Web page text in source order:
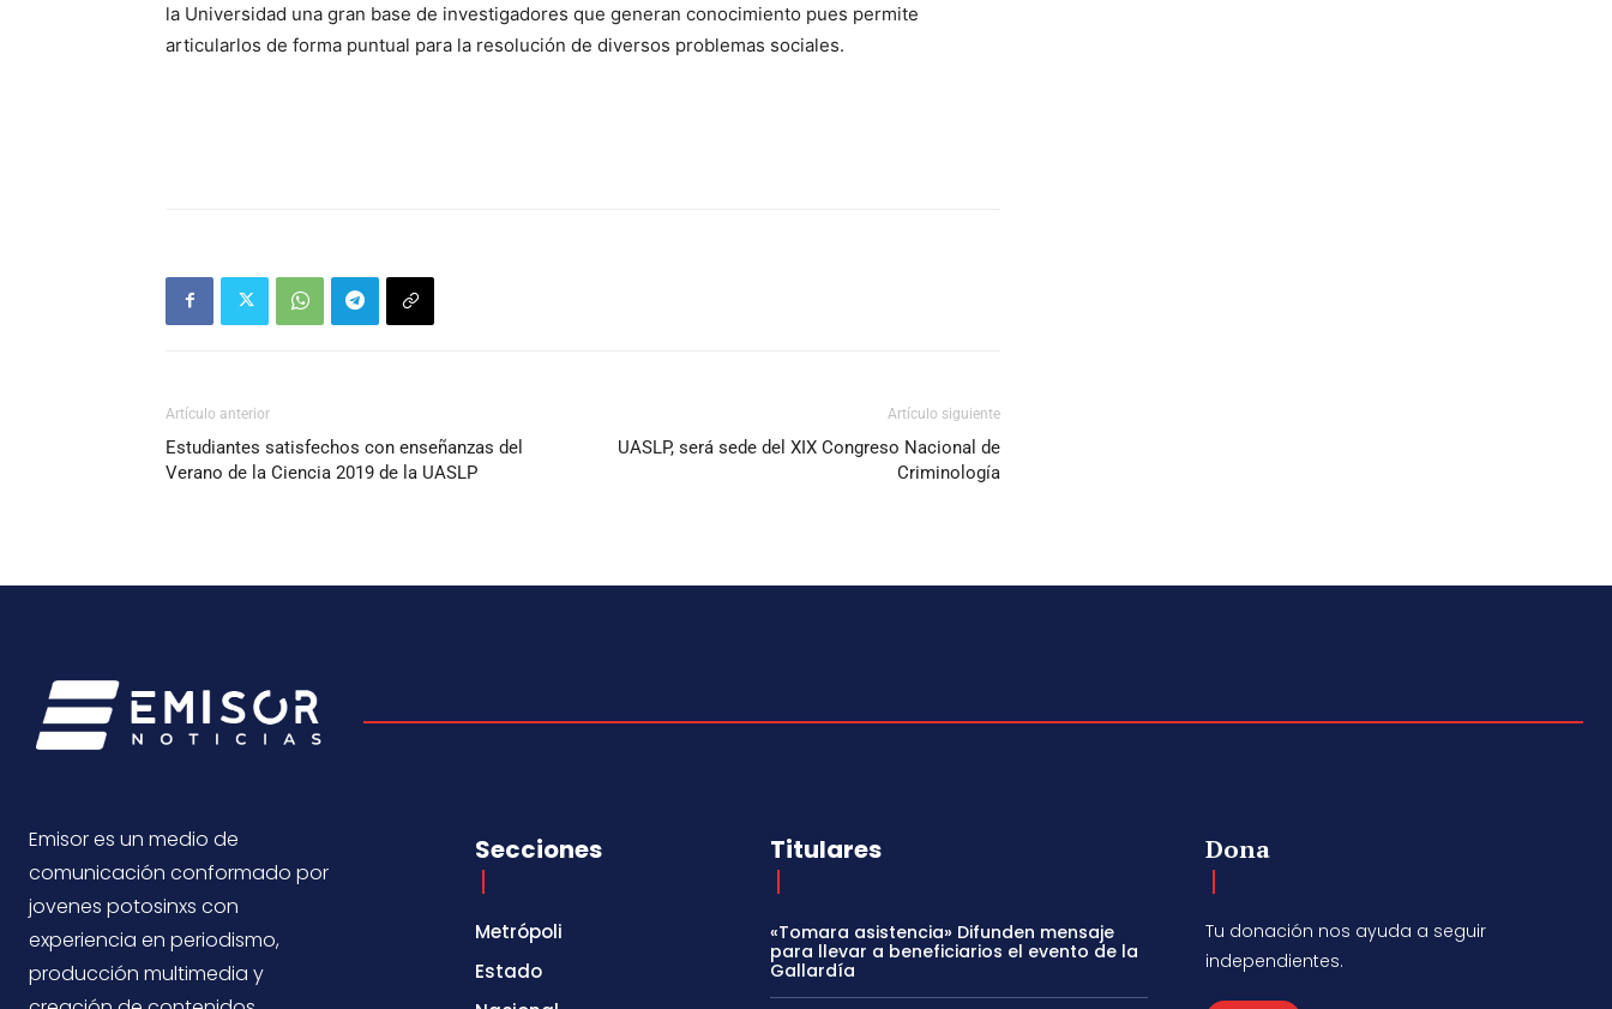
la Universidad una gran base de investigadores que generan conocimiento pues permite
articularlos de forma puntual para la resolución de diversos problemas sociales.
Artículo anterior
Estudiantes satisfechos con enseñanzas del
Verano de la Ciencia 2019 de la UASLP
Artículo siguiente
UASLP, será sede del XIX Congreso Nacional de
Criminología
Emisor es un medio de
comunicación conformado por
jovenes potosinxs con
experiencia en periodismo,
producción multimedia y
Secciones
Metrópoli
Estado
Titulares
«Tomara asistencia» Difunden mensaje
para llevar a beneficiarios el evento de la
Gallardía
Dona
Tu donación nos ayuda a seguir
independientes.